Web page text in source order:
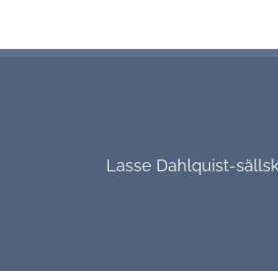
Lasse Dahlquist-